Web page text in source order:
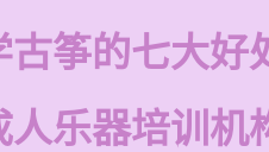
古筝的七大好
人乐器培训机